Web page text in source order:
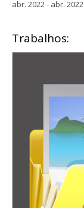
abr. 2022 - abr. 2022
Trabalhos: